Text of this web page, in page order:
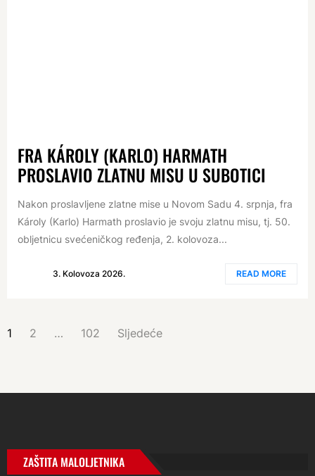
FRA KÁROLY (KARLO) HARMATH
PROSLAVIO ZLATNU MISU U SUBOTICI
Nakon proslavljene zlatne mise u Novom Sadu 4. srpnja, fra
Károly (Karlo) Harmath proslavio je svoju zlatnu misu, tj. 50.
obljetnicu svećeničkog ređenja, 2. kolovoza...
3. Kolovoza 2026. READ MORE
BROJEVI
1 2 … 102 Sljedeće
ZAŠTITA MALOLJETNIKA